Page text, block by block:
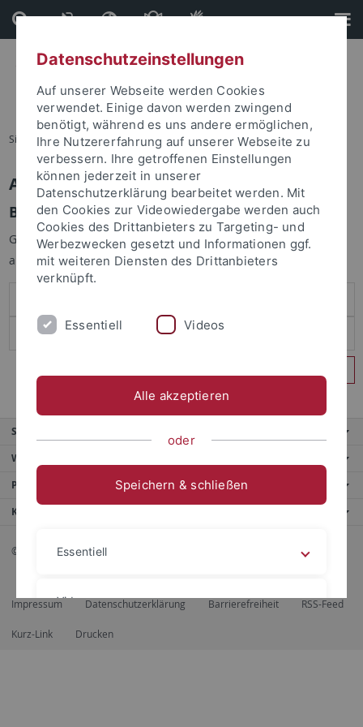
Direkt
zum
Inhalt
Direkt
zur
Fußleiste
Sie sind hier: Startseite
Anmelden
Benutzeranmeldung
Geben Sie Ihren Benutzernamen und Ihr Passwort an um sich
anzumelden:
Service
Weitere Angebote
Portale
Kontaktinfo
© 2026 Eberhard Karls Universität Tübingen, Tübingen
Impressum Datenschutzerklärung Barrierefreiheit RSS-Feed
Kurz-Link Drucken
Datenschutzeinstellungen
Auf unserer Webseite werden Cookies
verwendet. Einige davon werden zwingend
benötigt, während es uns andere ermöglichen,
Ihre Nutzererfahrung auf unserer Webseite zu
verbessern. Ihre getroffenen Einstellungen
können jederzeit in unserer
Datenschutzerklärung bearbeitet werden. Mit
den Cookies zur Videowiedergabe werden auch
Cookies des Drittanbieters zu Targeting- und
Werbezwecken gesetzt und Informationen ggf.
mit weiteren Diensten des Drittanbieters
verknüpft.
Essentiell Videos
Alle akzeptieren
oder
Speichern & schließen
Essentiell
Videos